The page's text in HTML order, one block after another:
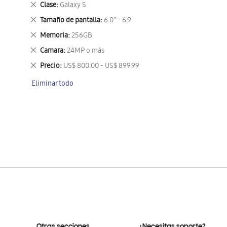
Clase Galaxy S
Eliminar
este
artículo
Tamaño de pantalla 6.0" - 6.9"
Eliminar
este
artículo
Memoria 256GB
Eliminar
este
artículo
Camara 24MP o más
Eliminar
este
artículo
Precio US$ 800.00 - US$ 899.99
Eliminar
artículo
Eliminar todo